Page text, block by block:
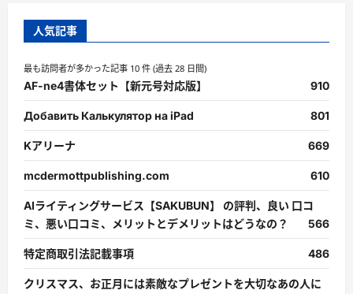
人気記事
最も訪問者が多かった記事 10 件 (過去 28 日間)
AF-ne4書体セット【新元号対応版】 910
Добавить Калькулятор на iPad 801
Kアリーナ 669
mcdermottpublishing.com 610
AIライティングサービス【SAKUBUN】 の評判、良い 口コ
ミ、悪い口コミ、メリットとデメリットはどうなの？
566
特定商取引法記載事項 486
クリスマス、お正月には素敵なプレゼントを大切なあの人に